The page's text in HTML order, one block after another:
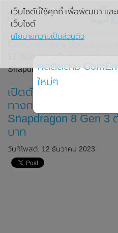
12 (5G) อย่างเป็นทางการในปร
Snapdragon 8 Gen 3 ตัวใหม่ ใ
เปิดตัวสมาร์ทโฟน
ทางการในประเทศไทย
Snapdragon 8 Gen 3
บาท
วันที่โพสต์: 12 ธันวาคม 2023
เว็บไซต์นี้ใช้คุกกี้ เพื่อพัฒนา แล
เว็บไซต์
นโยบายความเป็นส่วนตัว
กดติดตาม
ใหม่ๆ